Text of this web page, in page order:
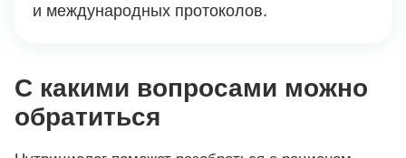
и международных протоколов.
С какими вопросами можно
обратиться